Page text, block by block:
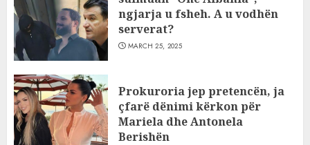
ngjarja u fsheh. A u vodhën
serverat?
MARCH 25, 2025
Prokuroria jep pretencën, ja
çfarë dënimi kërkon për
Mariela dhe Antonela
Berishën